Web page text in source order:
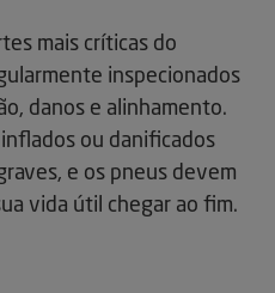
mais críticas do
inspecionados
danos e alinhamento.
ou danificados
e os pneus devem
vida útil chegar ao fim.